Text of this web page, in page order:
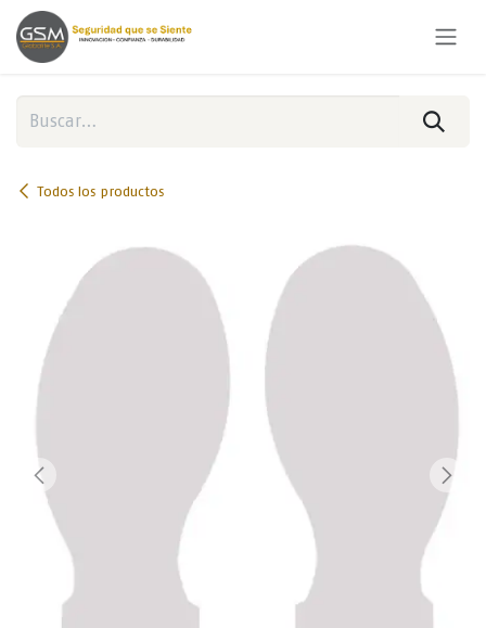
Ir al contenido
Todos los productos